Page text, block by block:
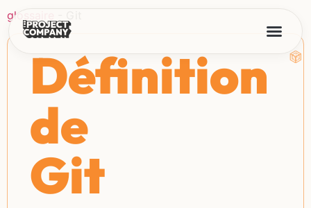
glossaire
Définition
de
Git